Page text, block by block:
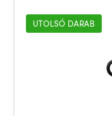
UTOLSÓ DARAB